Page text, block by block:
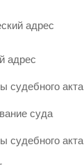
адрес
адрес
судебного акта
суда
судебного акта